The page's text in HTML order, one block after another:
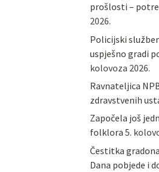
prošlosti –
2026.
Policijski
uspješno gradi
kolovoza 2026.
Ravnateljica
zdravstvenih
Započela još
folklora 5.
Čestitka
Dana pobjede i